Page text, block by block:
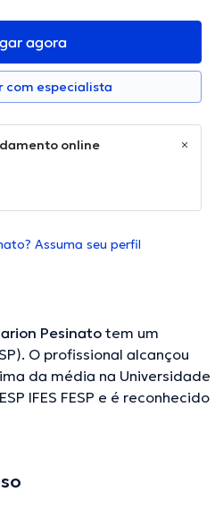
agora
com especialista
online
Assuma seu perfil
Pesinato tem um
O profissional alcançou
da média na Universidade
IFES FESP e é reconhecido
médicas. Raphael